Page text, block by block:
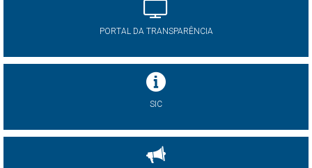
PORTAL DA TRANSPARÊNCIA
SIC